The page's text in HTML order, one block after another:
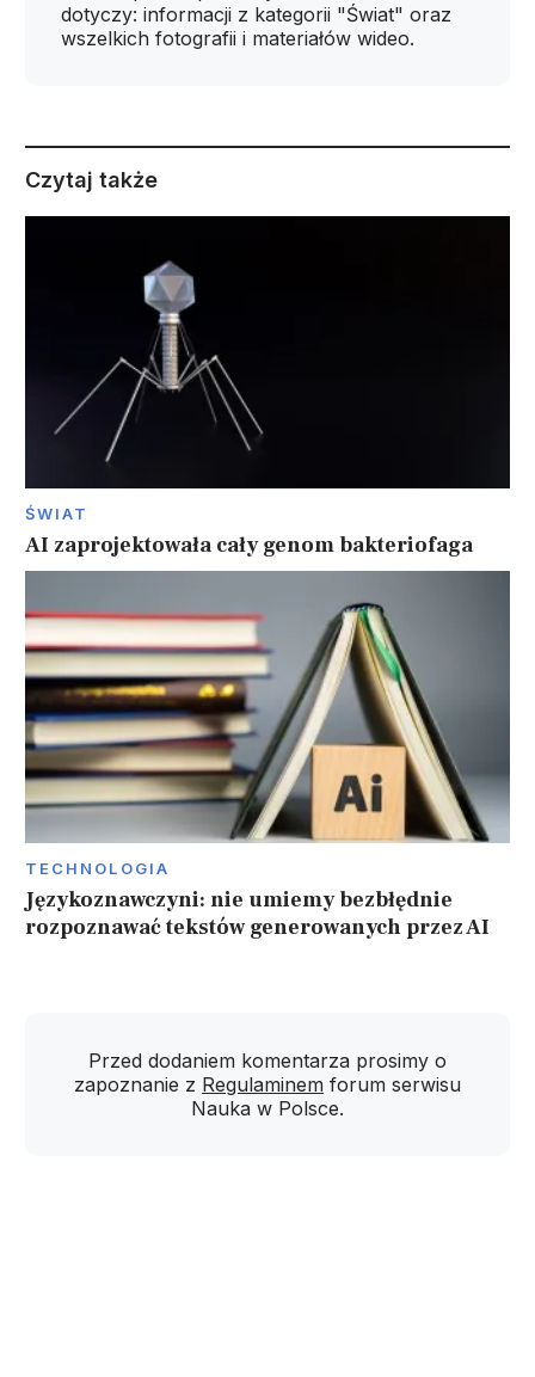
dotyczy: informacji z kategorii "Świat" oraz
wszelkich fotografii i materiałów wideo.
Czytaj także
ŚWIAT
AI zaprojektowała cały genom bakteriofaga
TECHNOLOGIA
Językoznawczyni: nie umiemy bezbłędnie
rozpoznawać tekstów generowanych przez AI
Przed dodaniem komentarza prosimy o
zapoznanie z Regulaminem forum serwisu
Nauka w Polsce.